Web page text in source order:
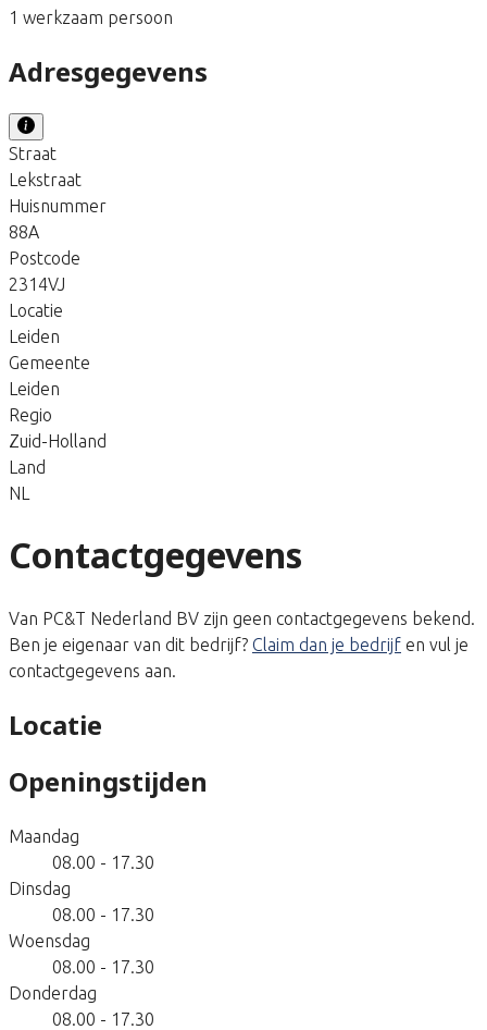
1 werkzaam persoon
Adresgegevens
Straat
Lekstraat
Huisnummer
88A
Postcode
2314VJ
Locatie
Leiden
Gemeente
Leiden
Regio
Zuid-Holland
Land
NL
Contactgegevens
Van PC&T Nederland BV zijn geen contactgegevens bekend.
Ben je eigenaar van dit bedrijf? Claim dan je bedrijf en vul je
contactgegevens aan.
Locatie
Openingstijden
Maandag
08.00 - 17.30
Dinsdag
08.00 - 17.30
Woensdag
08.00 - 17.30
Donderdag
08.00 - 17.30